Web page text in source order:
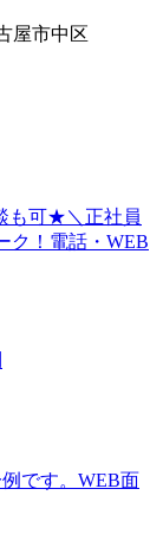
屋市中区
も可★＼正社員
ク！電話・WEB
です。WEB面